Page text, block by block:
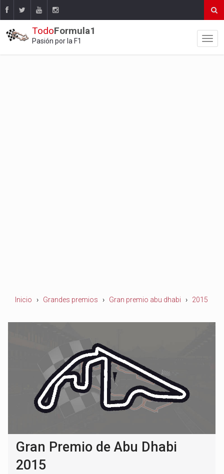
TodoFormula1
Pasión por la F1
Inicio Grandes premios Gran premio abu dhabi 2015
Gran Premio de Abu Dhabi
2015